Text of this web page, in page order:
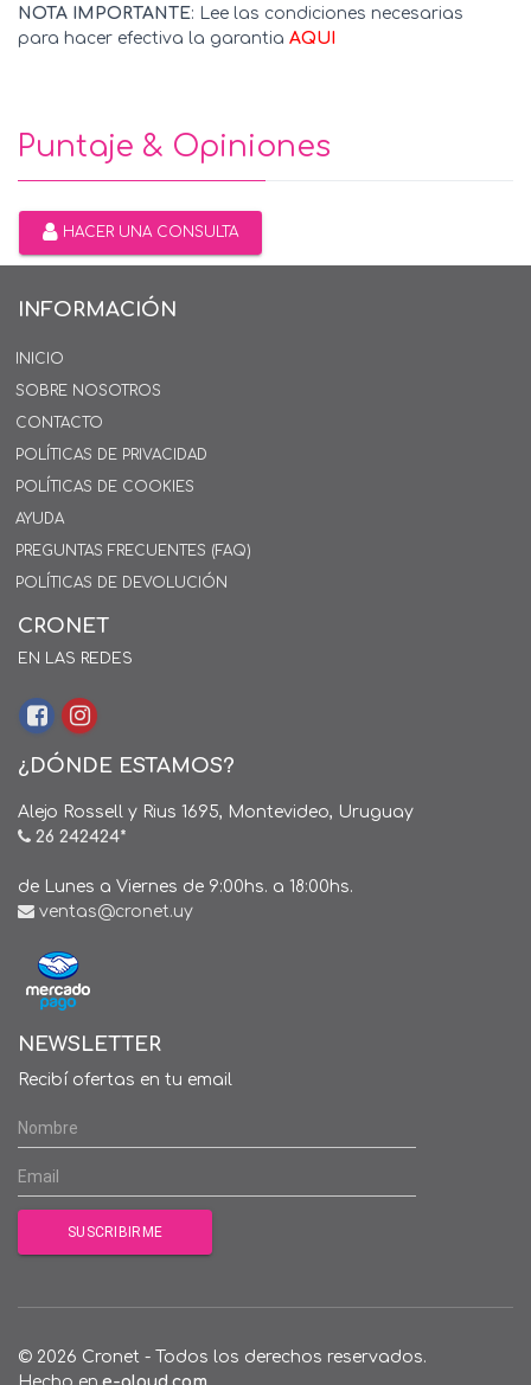
NOTA IMPORTANTE: Lee las condiciones necesarias
para hacer efectiva la garantia AQUI
Puntaje & Opiniones
HACER UNA CONSULTA
INFORMACIÓN
INICIO
SOBRE NOSOTROS
CONTACTO
POLÍTICAS DE PRIVACIDAD
POLÍTICAS DE COOKIES
AYUDA
PREGUNTAS FRECUENTES (FAQ)
POLÍTICAS DE DEVOLUCIÓN
CRONET
EN LAS REDES
¿DÓNDE ESTAMOS?
Alejo Rossell y Rius 1695, Montevideo, Uruguay
26 242424*
de Lunes a Viernes de 9:00hs. a 18:00hs.
ventas@cronet.uy
NEWSLETTER
Recibí ofertas en tu email
© 2026 Cronet - Todos los derechos reservados.